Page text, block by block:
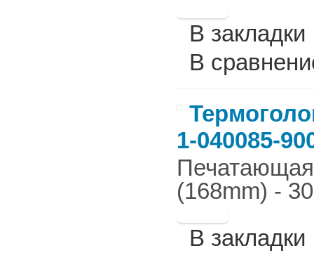
В закладки
В
1-040085-
Печатающая
(168mm) -
В закладки